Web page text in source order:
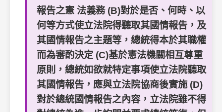
報告之憲 法義務 (B)對於是否、何時、以
何等方式使立法院得聽取其國情報告，及
其國情報告之主題等，總統得本於其職權
而為審酌決定 (C)基於憲法機關相互尊重
原則，總統如欲就特定事項使立法院聽取
其國情報告，應與立法院協商後實施 (D)
對於總統國情報告之內容，立法院雖不得